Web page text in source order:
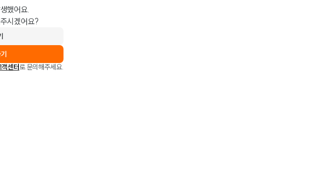
했어요.
시겠어요?
객센터로 문의해주세요.